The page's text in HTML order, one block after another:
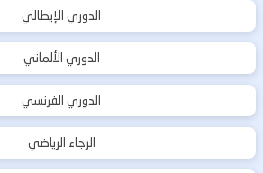
الدوري الإيطالي
الدوري الألماني
الدوري الفرنسي
الرجاء الرياضي